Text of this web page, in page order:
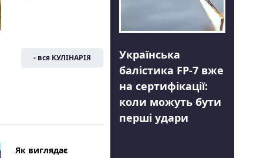
- вся КУЛІНАРІЯ
Як виглядає
Українська
балістика FP-7 вже
на сертифікації:
коли можуть бути
перші удари